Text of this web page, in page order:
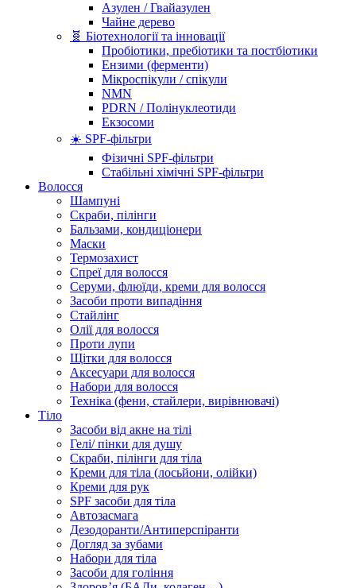
Азулен / Гвайазулен
Чайне дерево
🧬 Біотехнології та інновації
Пробіотики, пребіотики та постбіотики
Ензими (ферменти)
Мікроспікули / спікули
NMN
PDRN / Полінуклеотиди
Екзосоми
☀️ SPF-фільтри
Фізичні SPF-фільтри
Стабільні хімічні SPF-фільтри
Волосся
Шампуні
Скраби, пілінги
Бальзами, кондиціонери
Маски
Термозахист
Спреї для волосся
Серуми, флюїди, креми для волосся
Засоби проти випадіння
Стайлінг
Олії для волосся
Проти лупи
Щітки для волосся
Аксесуари для волосся
Набори для волосся
Техніка (фени, стайлери, вирівнювачі)
Тіло
Засоби від акне на тілі
Гелі/ пінки для душу
Скраби, пілінги для тіла
Креми для тіла (лосьйони, олійки)
Креми для рук
SPF засоби для тіла
Автозасмага
Дезодоранти/Антиперспіранти
Догляд за зубами
Набори для тіла
Засоби для гоління